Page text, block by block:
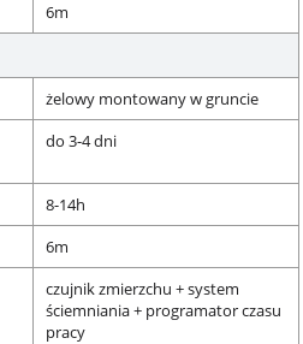
6m
żelowy montowany w gruncie
do 3-4 dni
8-14h
6m
czujnik zmierzchu + system
ściemniania + programator czasu
pracy